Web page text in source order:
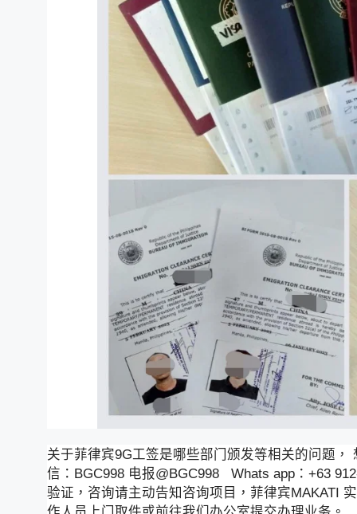
关于菲律宾9G工签是哪些部门颁发等相关的问题
信：BGC998 电报@BGC998 Whats app：+63
验证，咨询请主动告知咨询项目，菲律宾MAKATI